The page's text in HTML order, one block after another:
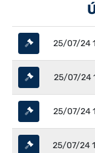
25/07/24
25/07/24
25/07/24
25/07/24